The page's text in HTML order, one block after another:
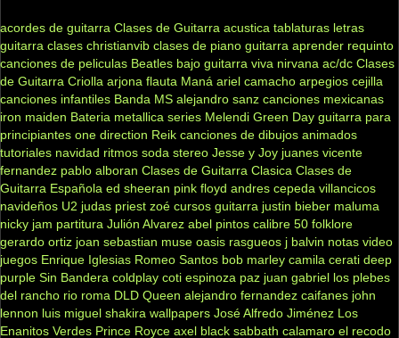
acordes de guitarra Clases de Guitarra acustica tablaturas letras
guitarra clases christianvib clases de piano guitarra aprender requinto
canciones de peliculas Beatles bajo guitarra viva nirvana ac/dc Clases
de Guitarra Criolla arjona flauta Maná ariel camacho arpegios cejilla
canciones infantiles Banda MS alejandro sanz canciones mexicanas
iron maiden Bateria metallica series Melendi Green Day guitarra para
principiantes one direction Reik canciones de dibujos animados
tutoriales navidad ritmos soda stereo Jesse y Joy juanes vicente
fernandez pablo alboran Clases de Guitarra Clasica Clases de
Guitarra Española ed sheeran pink floyd andres cepeda villancicos
navideños U2 judas priest zoé cursos guitarra justin bieber maluma
nicky jam partitura Julión Alvarez abel pintos calibre 50 folklore
gerardo ortiz joan sebastian muse oasis rasgueos j balvin notas video
juegos Enrique Iglesias Romeo Santos bob marley camila cerati deep
purple Sin Bandera coldplay coti espinoza paz juan gabriel los plebes
del rancho rio roma DLD Queen alejandro fernandez caifanes john
lennon luis miguel shakira wallpapers José Alfredo Jiménez Los
Enanitos Verdes Prince Royce axel black sabbath calamaro el recodo